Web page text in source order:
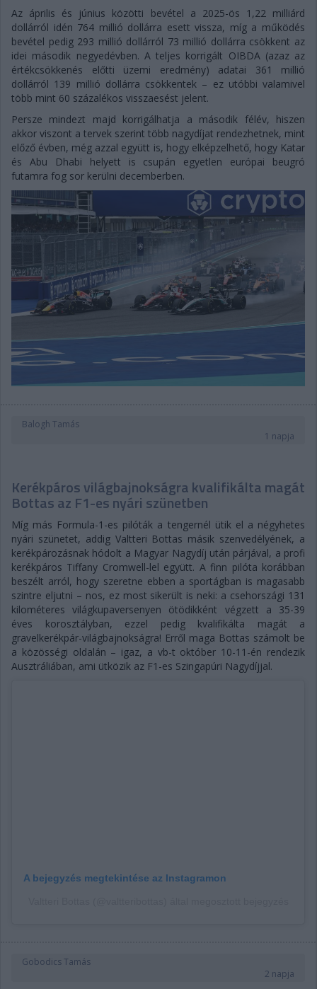
Az április és június közötti bevétel a 2025-ös 1,22 milliárd
dollárról idén 764 millió dollárra esett vissza, míg a működés
bevétel pedig 293 millió dollárról 73 millió dollárra csökkent az
idei második negyedévben. A teljes korrigált OIBDA (azaz az
értékcsökkenés előtti üzemi eredmény) adatai 361 millió
dollárról 139 millió dollárra csökkentek – ez utóbbi valamivel
több mint 60 százalékos visszaesést jelent.
Persze mindezt majd korrigálhatja a második félév, hiszen
akkor viszont a tervek szerint több nagydíjat rendezhetnek, mint
előző évben, még azzal együtt is, hogy elképzelhető, hogy Katar
és Abu Dhabi helyett is csupán egyetlen európai beugró
futamra fog sor kerülni decemberben.
Balogh Tamás
1 napja
Kerékpáros világbajnokságra kvalifikálta magát
Bottas az F1-es nyári szünetben
Míg más Formula-1-es pilóták a tengernél ütik el a négyhetes
nyári szünetet, addig Valtteri Bottas másik szenvedélyének, a
kerékpározásnak hódolt a Magyar Nagydíj után párjával, a profi
kerékpáros Tiffany Cromwell-lel együtt. A finn pilóta korábban
beszélt arról, hogy szeretne ebben a sportágban is magasabb
szintre eljutni – nos, ez most sikerült is neki: a csehországi 131
kilométeres világkupaversenyen ötödikként végzett a 35-39
éves korosztályban, ezzel pedig kvalifikálta magát a
gravelkerékpár-világbajnokságra! Erről maga Bottas számolt be
a közösségi oldalán – igaz, a vb-t október 10-11-én rendezik
Ausztráliában, ami ütközik az F1-es Szingapúri Nagydíjjal.
A bejegyzés megtekintése az Instagramon
Gobodics Tamás
2 napja